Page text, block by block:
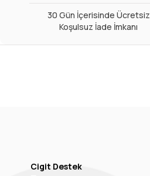
30 Gün İçerisinde Ücretsiz
Koşulsuz İade İmkanı
Cigit Destek